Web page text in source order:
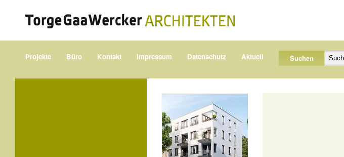
Projekte Büro Kontakt Impressum Datenschutz Aktuell